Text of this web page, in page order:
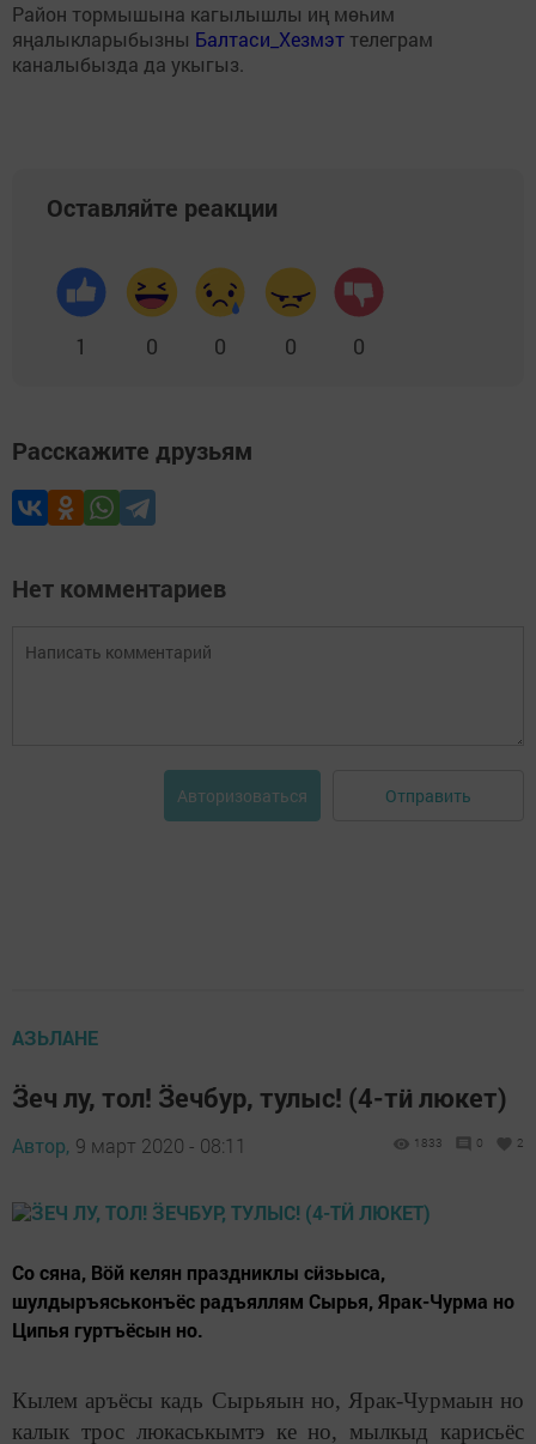
Район тормышына кагылышлы иң мөһим
яңалыкларыбызны Балтаси_Хезмэт телеграм
каналыбызда да укыгыз.
Оставляйте реакции
1 0 0 0 0
Расскажите друзьям
Нет комментариев
Авторизоваться Отправить
АЗЬЛАНЕ
Ӟеч лу, тол! Ӟечбур, тулыс! (4-тӥ люкет)
Автор, 9 март 2020 - 08:11 1833 0 2
Со сяна, Вӧй келян праздниклы сӥзьыса,
шулдыръяськонъёс радъяллям Сырья, Ярак-Чурма но
Ципья гуртъёсын но.
Кылем аръёсы кадь Сырьяын но, Ярак-Чурмаын но
калык трос люкаськымтэ ке но, мылкыд карисьёс